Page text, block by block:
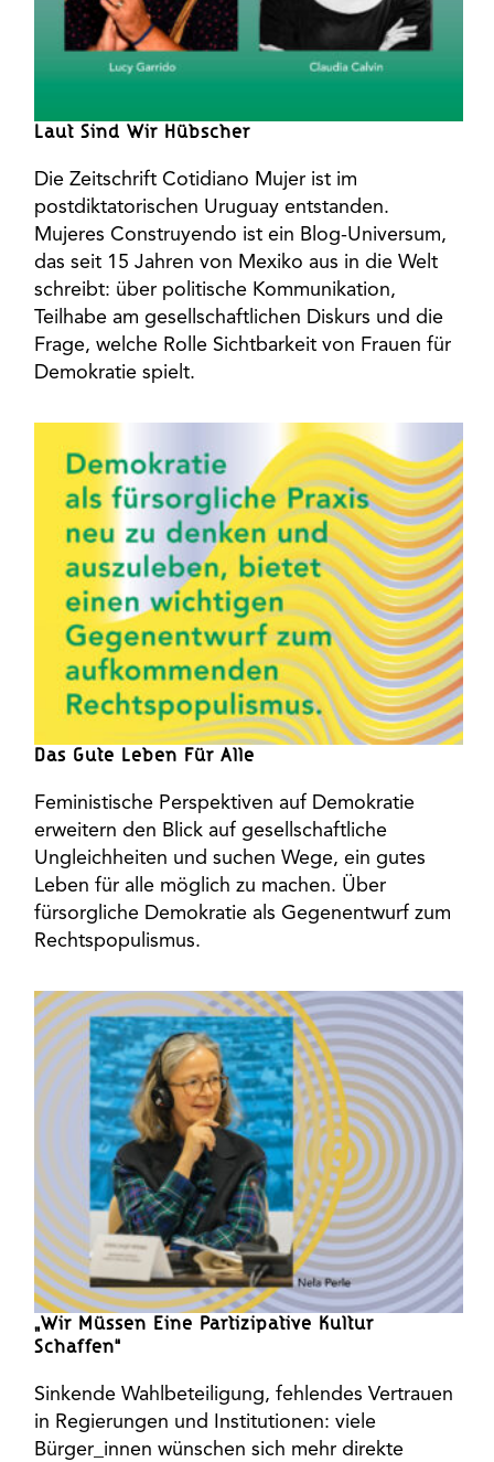
Laut Sind Wir Hübscher
Die Zeitschrift Cotidiano Mujer ist im
postdiktatorischen Uruguay entstanden.
Mujeres Construyendo ist ein Blog-Universum,
das seit 15 Jahren von Mexiko aus in die Welt
schreibt: über politische Kommunikation,
Teilhabe am gesellschaftlichen Diskurs und die
Frage, welche Rolle Sichtbarkeit von Frauen für
Demokratie spielt.
Das Gute Leben Für Alle
Feministische Perspektiven auf Demokratie
erweitern den Blick auf gesellschaftliche
Ungleichheiten und suchen Wege, ein gutes
Leben für alle möglich zu machen. Über
fürsorgliche Demokratie als Gegenentwurf zum
Rechtspopulismus.
„Wir Müssen Eine Partizipative Kultur
Schaffen“
Sinkende Wahlbeteiligung, fehlendes Vertrauen
in Regierungen und Institutionen: viele
Bürger_innen wünschen sich mehr direkte